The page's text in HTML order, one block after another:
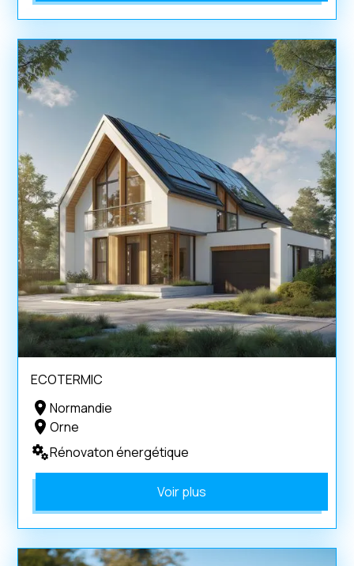
ECOTERMIC
Normandie
Orne
Rénovaton énergétique
Voir plus